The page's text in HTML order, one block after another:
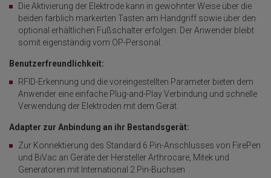
Die Aktivierung der Elektrode kann in gewohnter Weise über die
beiden farblich markeirten Tasten am Handgriff sowie über den
optional erhältlichen Fußschalter erfolgen. Der Anwender bleibt
somit eigenständig vom OP-Personal.
Benutzerfreundlichkeit:
RFID-Erkennung und die voreingestellten Parameter bieten dem
Anwender eine einfache Plug-and-Play Verbindung und schnelle
Verwendung der Elektroden mit dem Gerät.
Adapter zur Anbindung an ihr Bestandsgerät:
Zur Konnektierung des Standard 6 Pin-Anschlusses von FirePen
und BiVac an Geräte der Hersteller Arthrocare, Mitek und
Generatoren mit International 2 Pin-Buchsen